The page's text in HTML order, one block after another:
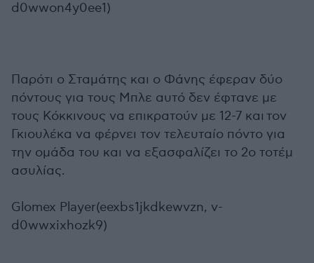
d0wwon4y0ee1)
Παρότι ο Σταμάτης και ο Φάνης έφεραν δύο
πόντους για τους Μπλε αυτό δεν έφτανε με
τους Κόκκινους να επικρατούν με 12-7 και τον
Γκιουλέκα να φέρνει τον τελευταίο πόντο για
την ομάδα του και να εξασφαλίζει το 2ο τοτέμ
ασυλίας.
Glomex Player(eexbs1jkdkewvzn, v-
d0wwxixhozk9)